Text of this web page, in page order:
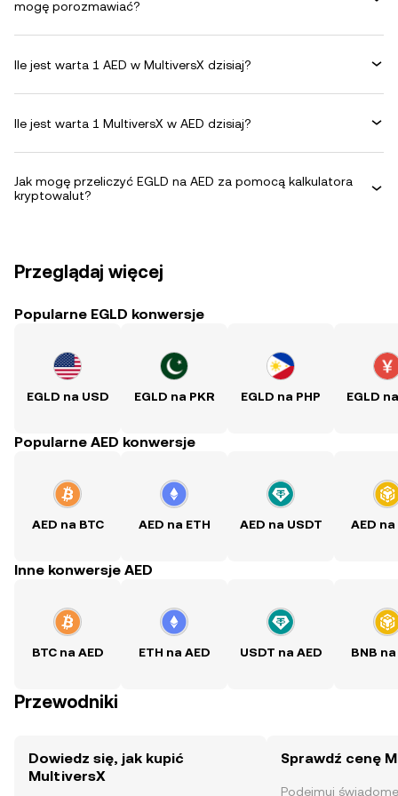
mogę porozmawiać?
Ile jest warta 1 AED w MultiversX dzisiaj?
Ile jest warta 1 MultiversX w AED dzisiaj?
Jak mogę przeliczyć EGLD na AED za pomocą kalkulatora
kryptowalut?
Przeglądaj więcej
Popularne EGLD konwersje
EGLD na USD EGLD na PKR EGLD na PHP EGLD
Popularne AED konwersje
AED na BTC AED na ETH AED na USDT AED na
Inne konwersje AED
BTC na AED ETH na AED USDT na AED BNB na
Przewodniki
Dowiedz się, jak kupić
MultiversX
Sprawdź cenę
Podejmuj